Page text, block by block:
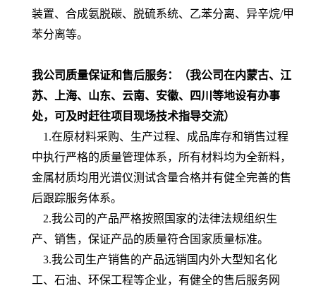
装置、合成氨脱碳、脱硫系统、乙苯分离、异辛烷/甲
苯分离等。
我公司质量保证和售后服务：
（我公司在内蒙古、江
苏、上海、山东、云南、安徽、四川等地设有办事
处，可及时赶往项目现场技术指导交流）
1.在原材料采购、生产过程、成品库存和销售过程
中执行严格的质量管理体系，所有材料均为全新料，
金属材质均用光谱仪测试含量合格并有健全完善的售
后跟踪服务体系。
2.我公司的产品严格按照国家的法律法规组织生
产、销售，保证产品的质量符合国家质量标准。
3.我公司生产销售的产品远销国内外大型知名化
工、石油、环保工程等企业，有健全的售后服务网